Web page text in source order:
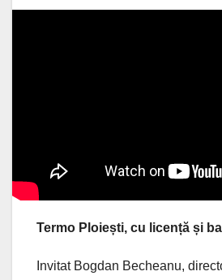
Termo Ploiești, cu licență și
Invitat Bogdan Becheanu,